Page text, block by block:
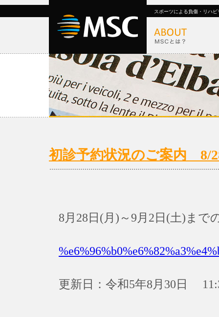
スポーツによる負傷・リハ
初診予約状況のご案内 8/
8月28日(月)～9月2日(土)まで
更新日：令和5年8月30日